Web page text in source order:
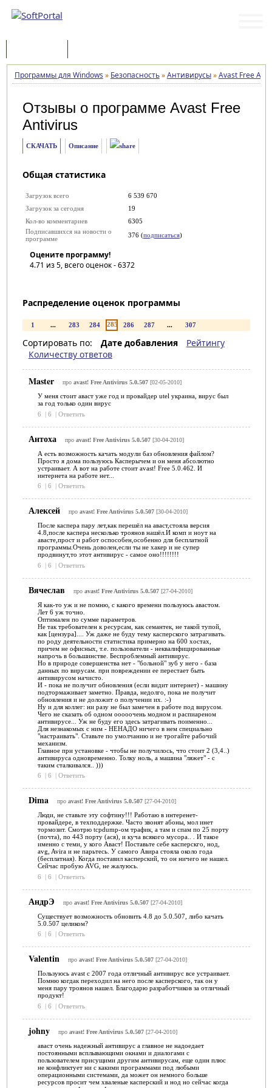
Программы для Windows » Безопасность»Антивирусы»Avast Free
Отзывы о программе Avast Free
Antivirus
СКАЧАТЬ Описание
Общая статистика
Загрузок всего
6 539 670
Загрузок за сегодня
19
Кол-во комментариев
6305
Подписавшихся на новости о
программе
376 (подписаться)
Оцените программу!
4.71 из 5, всего оценок -6372
Распределение оценок программы
1 ... 283 284 285 286 287 ... 307
Сортировать по: Дате добавления
Рейтингу
Количеству ответов
Master про avast! Free Antivirus 5.0.507[02-05-2010]
У меня стоит аваст уже год и провайдер utel украина, вирус был
за год только один вирус
6
| 6 | Ответить
Антоха про avast! Free Antivirus 5.0.507[30-04-2010]
А есть возможность качать модули баз обновления файлом?
Просто я дома пользуюсь Касперычем и он меня абсолютно
устраивает. А вот на работе стоит avast! Free 5.0.462. И
интернета на работе нет...
6
| 6 | Ответить
Алексей про avast! Free Antivirus 5.0.507[30-04-2010]
После каспера пару лет,как перешёл на аваст,стояла версия
4.8,после каспера несколько троянов нашёл.И комп и ноут на
авасте,прост и работ оспособен,особенно для бесплатной
программы.Очень доволен,если ты не хакер и не супер
продвинут,то этот антивирус - самое оно!!!!!!!!
6
| 6 | Ответить
Вячеслав про avast! Free Antivirus 5.0.507[27-04-2010]
Я как-то уж и не помню, с какого времени пользуюсь авастом.
Лет 6 уж точно.
Оптимален по сумме параметров.
Не так требователен к ресурсам, как семантек, не такой тупой,
как [цензура].... Уж даже не буду тему касперского затрагивать.
по роду деятельности статистика примерно на 600 хостах,
причем не офисных, т.е. пользователи - неквалифицированные
напрочь в большинстве. Беспроблемный антивирус.
Но в природе совершенства нет - "больной" зуб у него - база
данных по вирусам. при повреждении ее перестает быть
антивирусом начисто.
И - пока не получит обновления (если видит интернет) - машину
подтормаживает заметно. Правда, недолго, пока не получит
обновления и не доложит о получении их. :-)
Ну и для коллег: ни разу не был замечен в работе под вирусом.
Чего не сказать об одном ооооочень модном и распиареном
антивирусе... Уж не буду его здесь затрагивать поименно...
Для незнакомых с ним - НЕНАДО ничего в нем специально
"настраивать". Ставьте по умолчанию и не трогайте рабочий
механизм.
Главное при установке - чтобы не получилось, что стоит 2 (3,4..)
антивируса одновременно. Толку ноль, а машина "ляжет" - с
таким сталкивался.. )))
6
| 6 | Ответить
Dima про avast! Free Antivirus 5.0.507[27-04-2010]
Люди, не ставьте эту софтину!!! Работаю в интеренет-
провайдере, в техподдержке. Часто звонят абоны, мол инет
тормозит. Смотрю tcpdump-ом трафик, а там и спам по 25 порту
(почта), по 443 порту (ася), и куча всякого мусора.. . И такое
именно с теми, у кого Аваст! Поставьте себе касперскго, нод,
avg, Avira и не парьтесь. У самого Авира стояла около года
(бесплатная). Когда поставил касперский, то он ничего не нашел.
Сейчас пробую AVG, не жалуюсь.
6
| 6 | Ответить
АндрЭ про avast! Free Antivirus 5.0.507[27-04-2010]
Существует возможность обновить 4.8 до 5.0.507, либо качать
5.0.507 целиком?
6
| 6 | Ответить
Valentin про avast! Free Antivirus 5.0.507[27-04-2010]
Пользуюсь avast с 2007 года отличный антивирус все устраивает.
Помню когдак переходил на него после касперского, так он у
меня пару троянов нашел. Благодарю разработчиков за отличный
продукт!
6
| 6 | Ответить
johny про avast! Free Antivirus 5.0.507[27-04-2010]
аваст очень надежный антивирус а главное не надоедает
постоянными всплывающими окнами и диалогами с
пользователем присущими другим антивирусам, еще один плюс
не конфликтует ни с какими программами под любыми
операционными системами, да может он немного больше
ресурсов просит чем хваленые касперский и нод но сейчас когда